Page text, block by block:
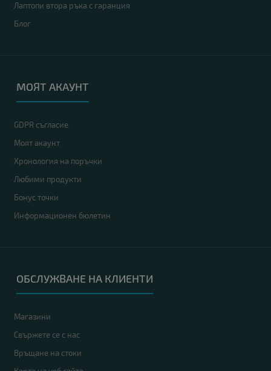
Лаптопи втора ръка с гаранция
Блог
МОЯТ АКАУНТ
GDPR съгласие
Моят акаунт
Хронология на поръчки
Любими продукти
Бонус точки
Информационен бюлетин
ОБСЛУЖВАНЕ НА КЛИЕНТИ
Магазини
Свържете се с нас
Връщане на стоки